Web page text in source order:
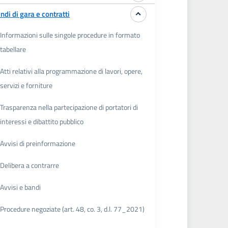
di gara e contratti
Informazioni sulle singole procedure in formato
tabellare
Atti relativi alla programmazione di lavori, opere,
servizi e forniture
Trasparenza nella partecipazione di portatori di
interessi e dibattito pubblico
Avvisi di preinformazione
Delibera a contrarre
Avvisi e bandi
Procedure negoziate (art. 48, co. 3, d.l. 77_2021)